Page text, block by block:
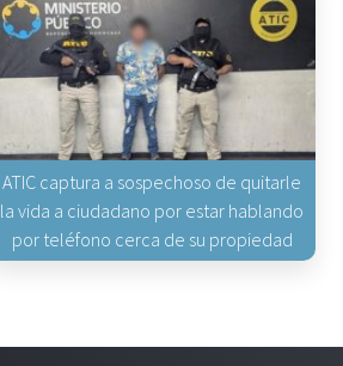
ATIC captura a sospechoso de quitarle
la vida a ciudadano por estar hablando
por teléfono cerca de su propiedad